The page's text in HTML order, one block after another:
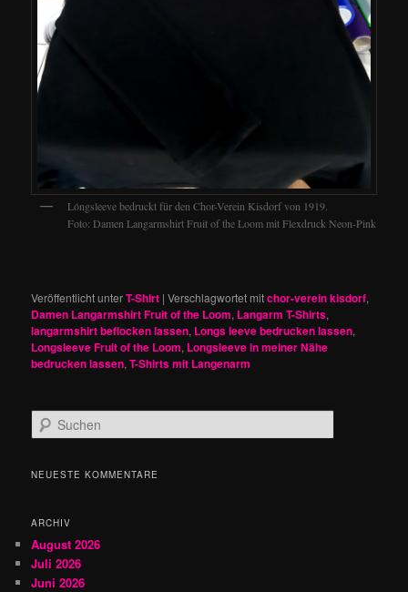
Lóngsleeve bedruckt für den Chor-Verein Kisdorf von 1919.
Foto: Damen Langarmshirt Fruit of the Loom mit Flexdruck Neon-Pink
Veröffentlicht unterT-Shirt |Verschlagwortet mitchor-verein kisdorf,
Damen Langarmshirt Fruit of the Loom, Langarm T-Shirts,
langarmshirt beflocken lassen, Longs leeve bedrucken lassen,
Longsleeve Fruit of the Loom, Longsleeve in meiner Nähe
bedrucken lassen,T-Shirts mit Langenarm
u
h
NEUESTE KOMMENTARE
ARCHIV
August 2026
Juli 2026
Juni 2026